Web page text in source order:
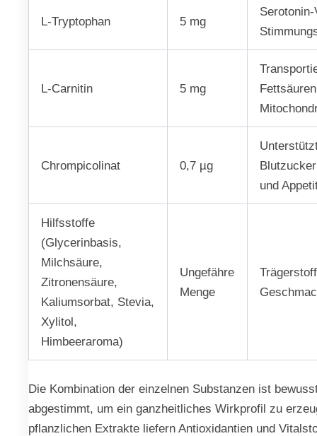
L-Tryptophan 5 mg
L-Carnitin 5 mg
Chrompicolinat 0,7 µg
und
Hilfsstoffe
(Glycerinbasis,
Milchsäure,
Zitronensäure,
Kaliumsorbat, Stevia,
Xylitol,
Himbeeraroma)
Ungefähre
Menge
Die Kombination der einzelnen Substanzen ist
abgestimmt, um ein ganzheitliches Wirkprofil zu
pflanzlichen Extrakte liefern Antioxidantien und